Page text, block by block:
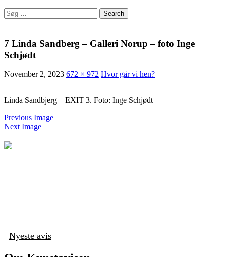
Search
for:
7 Linda Sandberg – Galleri Norup – foto Inge
Schjødt
November 2, 2023 672 × 972 Hvor går vi hen?
Linda Sandbjerg – EXIT 3. Foto: Inge Schjødt
Previous Image
Next Image
Nyeste avis